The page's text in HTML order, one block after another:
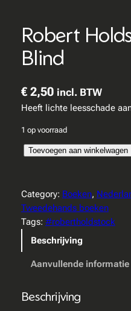
Robert
Blind
€2,50 incl. BTW
Heeft lichte leesschade
1 op voorraad
e
r
t
t
Toevoegen aan winkelwagen
Category: Boeken,
Tweedehands boeken
Tags: #robertholdstock
Beschrijving
Aanvullende informatie
Beschrijving